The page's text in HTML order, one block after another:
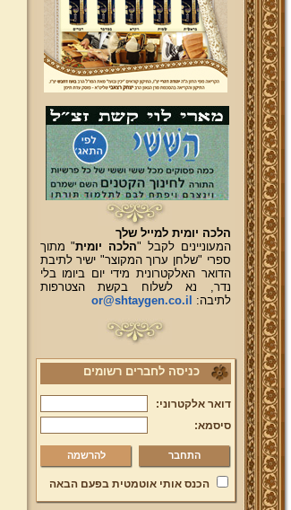
הלכה יומית למייל שלך
המעוניינים לקבל "הלכה יומית" מתוך
ספרי "שלחן ערוך המקוצר" ישיר לתיבת
הדואר האלקטרונית מידי יום ביומו בלי
נדר, נא לשלוח בקשת הצטרפות
לתיבה:
or@shtaygen.co.il
כניסה לחברים רשומים
דואר אלקטרוני:
סיסמא:
להרשמה
הכנס אותי אוטמטית בפעם הבאה